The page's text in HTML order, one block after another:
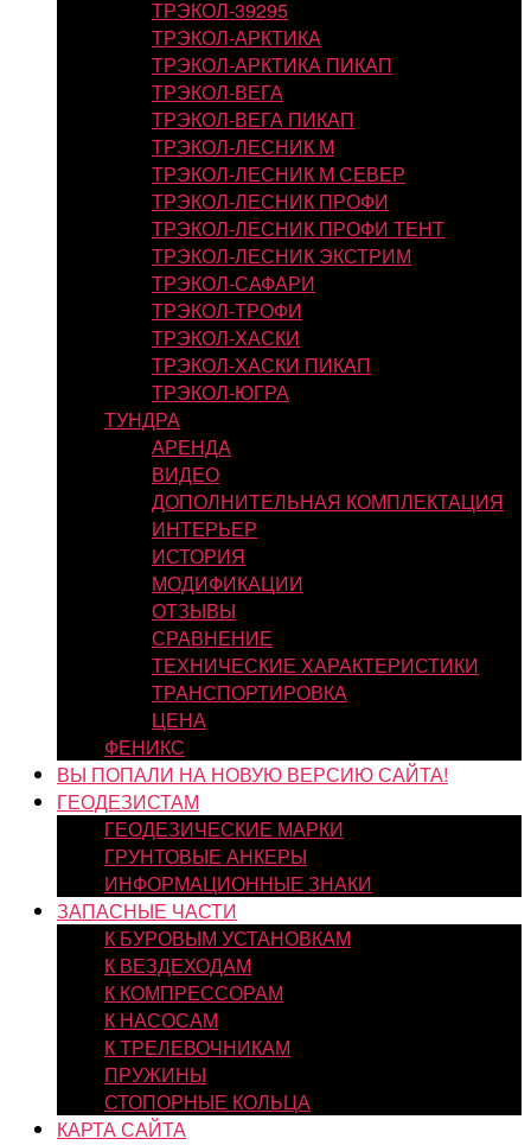
ТРЭКОЛ-39295
ТРЭКОЛ-АРКТИКА
ТРЭКОЛ-АРКТИКА ПИКАП
ТРЭКОЛ-ВЕГА
ТРЭКОЛ-ВЕГА ПИКАП
ТРЭКОЛ-ЛЕСНИК М
ТРЭКОЛ-ЛЕСНИК М СЕВЕР
ТРЭКОЛ-ЛЕСНИК ПРОФИ
ТРЭКОЛ-ЛЕСНИК ПРОФИ ТЕНТ
ТРЭКОЛ-ЛЕСНИК ЭКСТРИМ
ТРЭКОЛ-САФАРИ
ТРЭКОЛ-ТРОФИ
ТРЭКОЛ-ХАСКИ
ТРЭКОЛ-ХАСКИ ПИКАП
ТРЭКОЛ-ЮГРА
ТУНДРА
АРЕНДА
ВИДЕО
ДОПОЛНИТЕЛЬНАЯ КОМПЛЕКТАЦИЯ
ИНТЕРЬЕР
ИСТОРИЯ
МОДИФИКАЦИИ
ОТЗЫВЫ
СРАВНЕНИЕ
ТЕХНИЧЕСКИЕ ХАРАКТЕРИСТИКИ
ТРАНСПОРТИРОВКА
ЦЕНА
ФЕНИКС
ВЫ ПОПАЛИ НА НОВУЮ ВЕРСИЮ САЙТА!
ГЕОДЕЗИСТАМ
ГЕОДЕЗИЧЕСКИЕ МАРКИ
ГРУНТОВЫЕ АНКЕРЫ
ИНФОРМАЦИОННЫЕ ЗНАКИ
ЗАПАСНЫЕ ЧАСТИ
К БУРОВЫМ УСТАНОВКАМ
К ВЕЗДЕХОДАМ
К КОМПРЕССОРАМ
К НАСОСАМ
К ТРЕЛЕВОЧНИКАМ
ПРУЖИНЫ
СТОПОРНЫЕ КОЛЬЦА
КАРТА САЙТА